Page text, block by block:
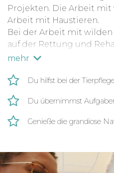
Projekten. Die Arbeit
Arbeit mit Haustieren.
Bei der Arbeit mit
auf der Rettung und
Hier wird überwiegend
Waschbären. Der
so gering wie möglich
nicht zu sehr an den
Deine Aufgabe ist es, die
Mitarbeiter*innen zu
Gehege, bei der
administrativen Arbeiten.
mehr
Du hilfst bei der
Du übernimmst
Genieße die grandiose